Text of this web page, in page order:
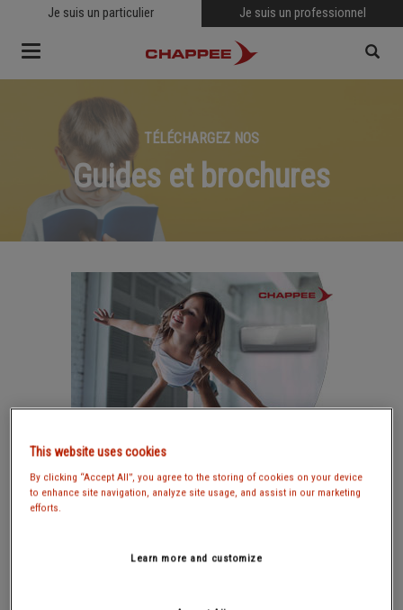
Je suis un particulier Je suis un professionnel
Toggle
TÉLÉCHARGEZ NOS
Guides et brochures
This website uses cookies
By clicking “Accept All”, you agree to the storing of cookies on your device
to enhance site navigation, analyze site usage, and assist in our marketing
efforts.
Learn more and customize